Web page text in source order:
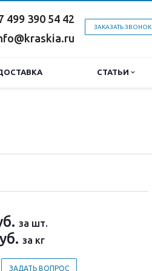
ЗАКАЗАТЬ ЗВОНОК
499 390 54 42
СТАТЬИ
за шт.
за кг
ЗАДАТЬ ВОПРОС